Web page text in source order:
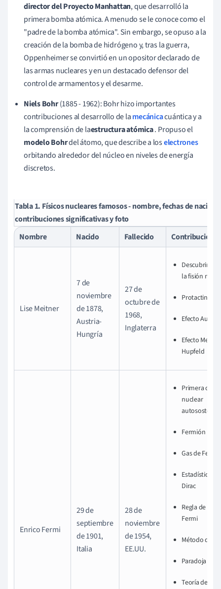
director del Proyecto Manhattan, que desarrolló la
primera bomba atómica. A menudo se le conoce como el
"padre de la bomba atómica". Sin embargo, se opuso a la
creación de la bomba de hidrógeno y, tras la guerra,
Oppenheimer se convirtió en un opositor declarado de
las armas nucleares y en un destacado defensor del
control de armamentos y el desarme.
Niels Bohr(1885 - 1962): Bohr hizo importantes
contribuciones al desarrollo de lamecánicacuántica y a
la comprensión de laestructura atómica. Propuso el
modelo Bohrdel átomo, que describe a loselectrones
orbitando alrededor del núcleo en niveles de energía
discretos.
Tabla 1. Físicos nucleares famosos - nombre, fechas de
contribuciones significativas y foto
Nombre
Nacido Fallecido Contribuciones
Lise Meitner
7 de
noviembre
de 1878,
Austria-
Hungría
27 de
octubre de
1968,
Inglaterra
la fisión
Protactinio
Efecto
Efecto
Hupfeld
Enrico Fermi
29 de
septiembre
de 1901,
Italia
28 de
noviembre
de 1954,
EE.UU.
Primera
nuclear
Fermión
Gas de Fermi
Estadística
Dirac
Regla de oro
Fermi
Método de
Paradoja de
Teoría de